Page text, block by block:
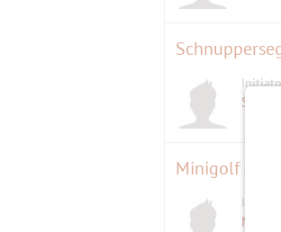
Minigolf am
Initiator